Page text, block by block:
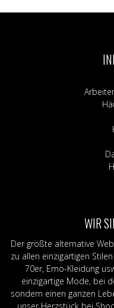
WIR
Der größte alternative
zu allen einzigartigen
70er, Emo-Kleidung
einzigartige Mode, bei
sondern einen ganzen
unser Herzstück bei